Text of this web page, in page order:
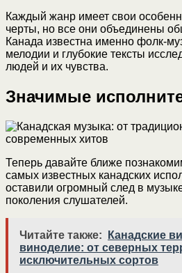
Каждый жанр имеет свои
черты, но все они объединены
Канада известна именно фолк-
мелодии и глубокие тексты
людей и их чувства.
Значимые
Теперь давайте ближе
самых известных канадских
оставили огромный след в
поколения слушателей.
Читайте также:
Канадские
виноделие: от северных
исключительных сортов